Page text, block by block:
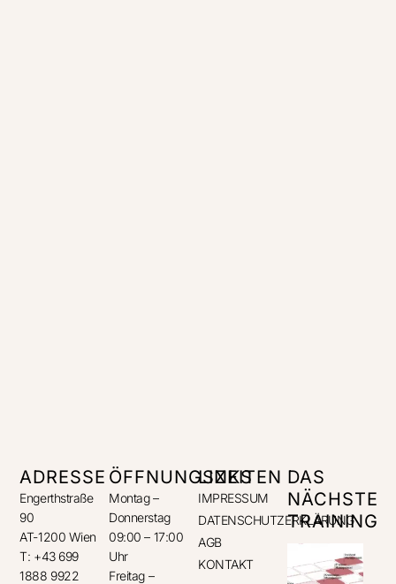
ADRESSE
Engerthstraße
90
AT-1200 Wien
T: +43 699
1888 9922
ÖFFNUNGSZEITEN
Montag –
Donnerstag
09:00 – 17:00
Uhr
Freitag –
LINKS
IMPRESSUM
DATENSCHUTZERKLÄRUNG
AGB
KONTAKT
DAS
NÄCHSTE
TRAINING